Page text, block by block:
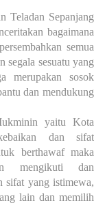
Teladan Sepanjang
bagaimana
semua
sesuatu yang
merupakan sosok
dan mendukung
yaitu Kota
dan sifat
berthawaf maka
mengikuti dan
sifat yang istimewa,
lain dan memilih